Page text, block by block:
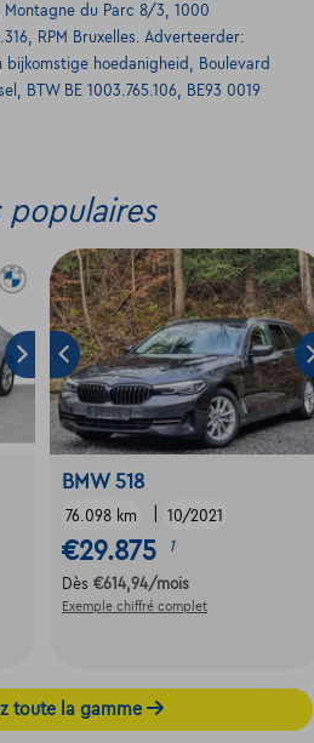
du Parc 8/3, 1000
RPM Bruxelles. Adverteerder:
bijkomstige hoedanigheid, Boulevard
BTW BE 1003.765.106, BE93 0019
populaires
BMW 518
76.098 km 10/2021
€29.875 1
Dès €614,94/mois
Exemple chiffré complet
toute la gamme